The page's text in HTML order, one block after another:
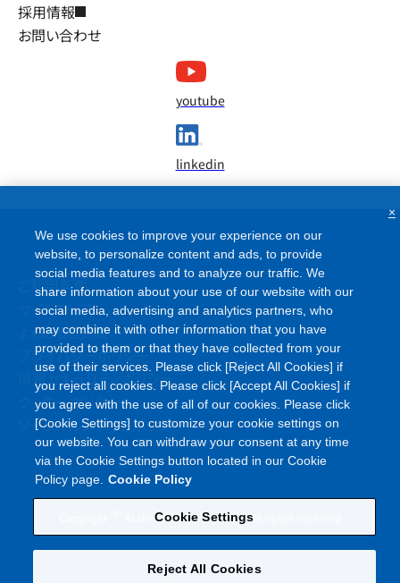
採用情報
お問い合わせ
youtube
linkedin
ご利用条件
サイトマップ
よくあるご質問
プライバシーポリシー
情報セキュリティポリシー
クッキーポリシー
ソーシャルメディアポリシー
Asahi Kasei Corporation. All rights reserved
We use cookies to improve your experience on our
website, to personalize content and ads, to provide
social media features and to analyze our traffic. We
share information about your use of our website with our
social media, advertising and analytics partners, who
may combine it with other information that you have
provided to them or that they have collected from your
use of their services. Please click [Reject All Cookies] if
you reject all cookies. Please click [Accept All Cookies] if
you agree with the use of all of our cookies. Please click
[Cookie Settings] to customize your cookie settings on
our website. You can withdraw your consent at any time
via the Cookie Settings button located in our Cookie
Policy page. Cookie Policy
Cookie Settings
Reject All Cookies
×